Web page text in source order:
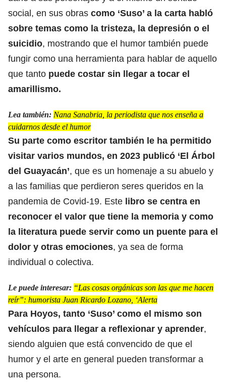
social, en sus obras como ‘Suso’ a la carta habló
sobre temas como la tristeza, la depresión o el
suicidio, mostrando que el humor también puede
fungir como una herramienta para hablar de aquello
que tanto puede costar sin llegar a tocar el
amarillismo.
Lea también: Nana Sanabria, la periodista que nos enseña a
cuidarnos desde el humor
Su parte como escritor también le ha permitido
visitar varios mundos, en 2023 publicó ‘El Árbol
del Guayacán’, que es un homenaje a su abuelo y
a las familias que perdieron seres queridos en la
pandemia de Covid-19. Este libro se centra en
reconocer el valor que tiene la memoria y como
la literatura puede servir como un puente para el
dolor y otras emociones, ya sea de forma
individual o colectiva.
Le puede interesar: “Las cosas orgánicas son las que me hacen
reír”: humorista Juan Ricardo Lozano, ‘Alerta
Para Hoyos, tanto ‘Suso’ como el mismo son
vehículos para llegar a reflexionar y aprender,
siendo alguien que está convencido de que el
humor y el arte en general pueden transformar a
una persona.